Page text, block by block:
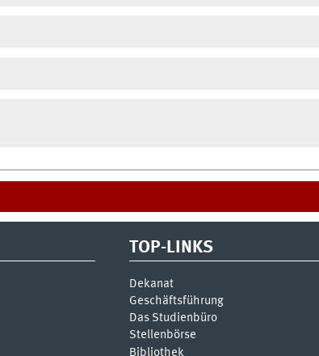
TOP-LINKS
Dekanat
Geschäftsführung
Das Studienbüro
Stellenbörse
Bibliothek